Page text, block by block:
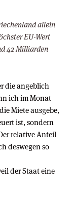
allein
EU-Wert
42 Milliarden
die angeblich
ich im Monat
Miete ausgebe,
ist, sondern
relative Anteil
deswegen so
der Staat eine